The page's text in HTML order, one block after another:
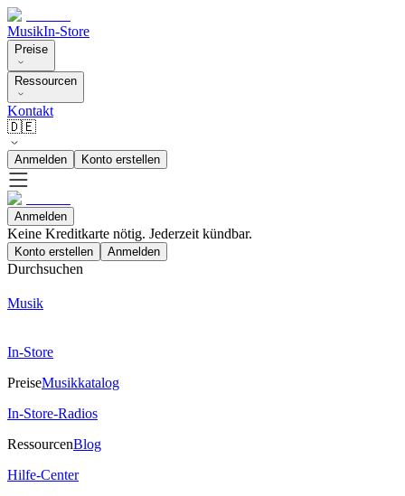
MusikIn-Store
Preise
Ressourcen
Kontakt
🇩🇪
Anmelden Konto erstellen
Anmelden
Keine Kreditkarte nötig. Jederzeit kündbar.
Konto erstellen Anmelden
Durchsuchen
Musik
In-Store
PreiseMusikkatalog
In-Store-Radios
RessourcenBlog
Hilfe-Center